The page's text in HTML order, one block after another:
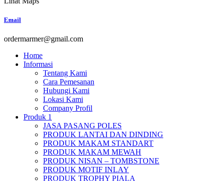
Email
ordermarmer@gmail.com
Home
Informasi
Tentang Kami
Cara Pemesanan
Hubungi Kami
Lokasi Kami
Company Profil
Produk 1
JASA PASANG POLES
PRODUK LANTAI DAN DINDING
PRODUK MAKAM STANDART
PRODUK MAKAM MEWAH
PRODUK NISAN – TOMBSTONE
PRODUK MOTIF INLAY
PRODUK TROPHY PIALA